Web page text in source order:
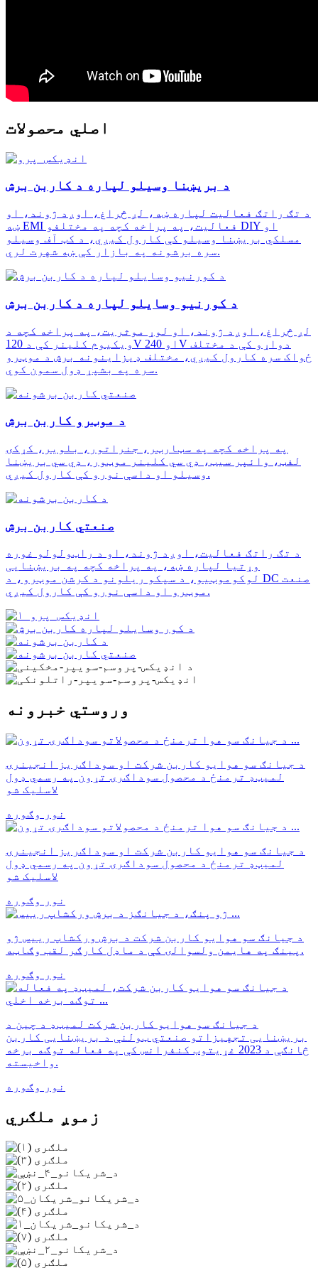
اصلي محصولات
د بریښنا وسیلو لپاره د کاربن برش
د تګ راتګ فعالیت لپاره ښه، لږ څراغ، اوږد ژوند، او
ښه EMI فعالیت، په پراخه کچه په مختلفو DIY او
مسلکي بریښنا وسیلو کې کارول کیږي، د کټ آف وسیلو
سره برشونه په بازار کې ښه شهرت لري.
د کورنیو وسایلو لپاره د کاربن برش
لږ څراغ، اوږد ژوند، او لوړ موثریت، په پراخه کچه د
ویکیوم کلینر کې د 120V او 240V دواړو کې د مختلف
ځواک سره کارول کیږي، مختلف ډیزاینونه برش د موټرو
سره په بشپړ ډول سمون کوي.
د موټرو کاربن برش
په پراخه کچه په سټارټر، جنراتور، بلویر، کړکۍ
لفټ، وائپر سیټ، ډي سي کلینر موټور، ډي سي بریښنا
وسیلو او داسې نورو کې کارول کیږي.
صنعتي کاربن برش
د تګ راتګ فعالیت، اوږد ژوند، او د راټولولو غوره
وړتیا لپاره ښه، په پراخه کچه په بریښنایی
لوکوموټیو، د سپکو ریلونو د کرشن موټرو، د DC صنعت
موټرو او داسې نورو کې کارول کیږي.
وروستي خبرونه
د جیانګ سو هوایو کاربن شرکت او سوداګریز انجینرۍ
لمیټډ ترمنځ د محصول سوداګرۍ تړون په رسمي ډول
لاسلیک شو
نور وګوره
د جیانګ سو هوایو کاربن شرکت او سوداګریز انجینرۍ
لمیټډ ترمنځ د محصول سوداګرۍ تړون په رسمي ډول
لاسلیک شو
نور وګوره
د جیانګ سو هوایو کاربن شرکت د برش ورکشاپ رییس ژو
پینګ په هایمن ولسوالۍ کې د ماډل کارګر لقب وګاټه.
نور وګوره
د جیانګ سو هوایو کاربن شرکت لمیټډ د چین د
بریښنایی تجهیزاتو صنعتي ټولنې د بریښنایی کاربن
څانګې د 2023 غړیتوب کنفرانس کې په فعاله توګه برخه
واخیسته.
نور وګوره
زموږ ملګري